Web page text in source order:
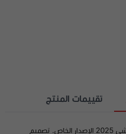
تقييمات المنتج
ارتقِ بإطلالتك مع شماغ جفنشي 2025 الإصدار الخاص. تصميم